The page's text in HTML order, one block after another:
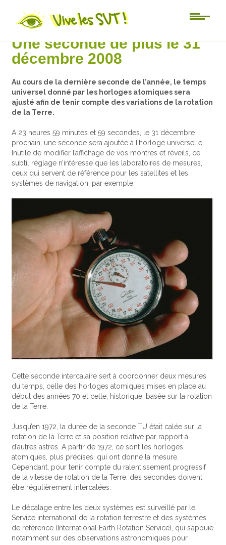
Actu-sciences
Une seconde de plus le 31
décembre 2008
Au cours de la dernière seconde de l’année, le temps
universel donné par les horloges atomiques sera
ajusté afin de tenir compte des variations de la rotation
de la Terre.
A 23 heures 59 minutes et 59 secondes, le 31 décembre
prochain, une seconde sera ajoutée à l’horloge universelle.
Inutile de modifier l’affichage de vos montres et réveils, ce
subtil réglage n’intéresse que les laboratoires de mesures,
ceux qui servent de référence pour les satellites et les
systèmes de navigation, par exemple.
Cette seconde intercalaire sert à coordonner deux mesures
du temps, celle des horloges atomiques mises en place au
début des années 70 et celle, historique, basée sur la rotation
de la Terre.
Jusqu’en 1972, la durée de la seconde TU était calée sur la
rotation de la Terre et sa position relative par rapport à
d’autres astres. A partir de 1972, ce sont les horloges
atomiques, plus précises, qui ont donné la mesure.
Cependant, pour tenir compte du ralentissement progressif
de la vitesse de rotation de la Terre, des secondes doivent
être régulièrement intercalées.
Le décalage entre les deux systèmes est surveillé par le
Service international de la rotation terrestre et des systèmes
de référence (International Earth Rotation Service), qui s’appuie
notamment sur des observations astronomiques pour